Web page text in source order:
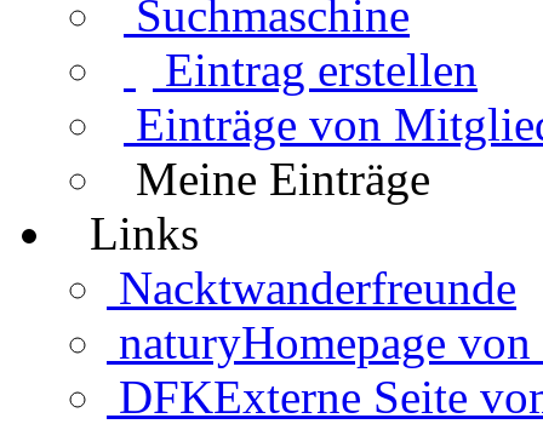
Suchmaschine
Eintrag erstellen
Einträge von
Meine Einträge
Links
Nacktwanderfreunde
naturyHomepage
DFKExterne Seite